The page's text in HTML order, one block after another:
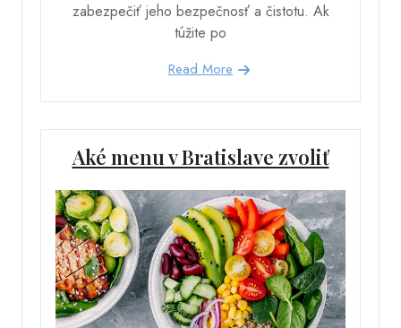
zabezpečiť jeho bezpečnosť a čistotu. Ak
túžite po
Read More
Aké menu v Bratislave zvoliť